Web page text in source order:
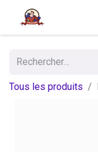
Tous les produits